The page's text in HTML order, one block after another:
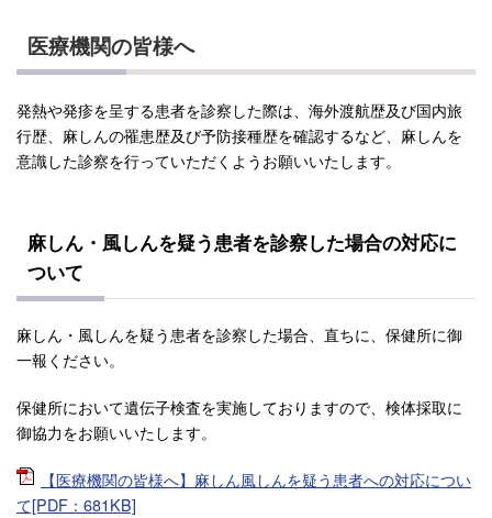
医療機関の皆様へ
発熱や発疹を呈する患者を診察した際は、海外渡航歴及び国内旅
行歴、麻しんの罹患歴及び予防接種歴を確認するなど、麻しんを
意識した診察を行っていただくようお願いいたします。
麻しん・風しんを疑う患者を診察した場合の対応に
ついて
麻しん・風しんを疑う患者を診察した場合、直ちに、保健所に御
一報ください。
保健所において遺伝子検査を実施しておりますので、検体採取に
御協力をお願いいたします。
【医療機関の皆様へ】麻しん風しんを疑う患者への対応につい
て[PDF：681KB]